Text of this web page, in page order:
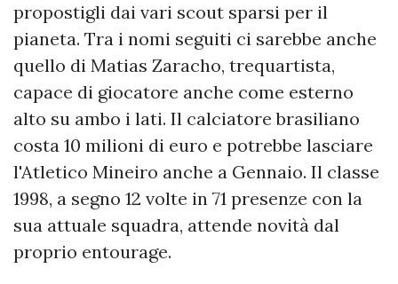
propostigli dai vari scout sparsi per il
pianeta. Tra i nomi seguiti ci sarebbe anche
quello di Matias Zaracho, trequartista,
capace di giocatore anche come esterno
alto su ambo i lati. Il calciatore brasiliano
costa 10 milioni di euro e potrebbe lasciare
l'Atletico Mineiro anche a Gennaio. Il classe
1998, a segno 12 volte in 71 presenze con la
sua attuale squadra, attende novità dal
proprio entourage.